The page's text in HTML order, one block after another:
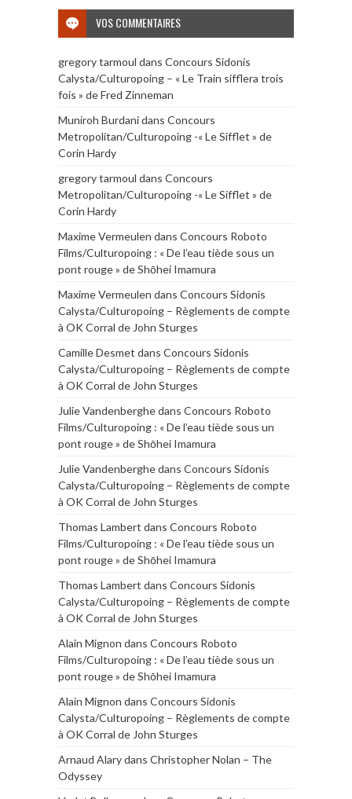
VOS COMMENTAIRES
gregory tarmoul dans Concours Sidonis
Calysta/Culturopoing – « Le Train sifflera trois
fois » de Fred Zinneman
Muniroh Burdanidans Concours
Metropolitan/Culturopoing -« Le Sifflet » de
Corin Hardy
gregory tarmoul dans Concours
Metropolitan/Culturopoing -« Le Sifflet » de
Corin Hardy
Maxime Vermeulen dans Concours Roboto
Films/Culturopoing : « De l’eau tiède sous un
pont rouge » de Shōhei Imamura
Maxime Vermeulen dans Concours Sidonis
Calysta/Culturopoing – Règlements de compte
à OK Corral de John Sturges
Camille Desmet dans Concours Sidonis
Calysta/Culturopoing – Règlements de compte
à OK Corral de John Sturges
Julie Vandenberghedans Concours Roboto
Films/Culturopoing : « De l’eau tiède sous un
pont rouge » de Shōhei Imamura
Julie Vandenberghedans Concours Sidonis
Calysta/Culturopoing – Règlements de compte
à OK Corral de John Sturges
Thomas Lambert dans Concours Roboto
Films/Culturopoing : « De l’eau tiède sous un
pont rouge » de Shōhei Imamura
Thomas Lambert dans Concours Sidonis
Calysta/Culturopoing – Règlements de compte
à OK Corral de John Sturges
Alain Mignon dans Concours Roboto
Films/Culturopoing : « De l’eau tiède sous un
pont rouge » de Shōhei Imamura
Alain Mignon dans Concours Sidonis
Calysta/Culturopoing – Règlements de compte
à OK Corral de John Sturges
Arnaud Alarydans Christopher Nolan – The
Odyssey